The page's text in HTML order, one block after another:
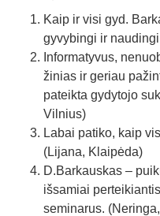
Kaip ir visi gyd.
gyvybingi ir
Informatyvus,
žinias ir geriau
pateikta gydytojo
Vilnius)
Labai patiko, kaip
(Lijana, Klaipėda)
D.Barkauskas –
išsamiai
seminarus.